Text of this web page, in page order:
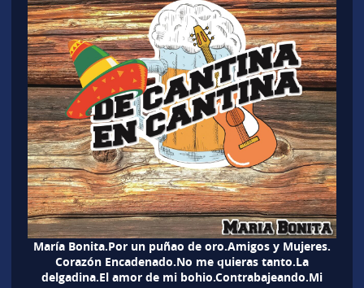
María Bonita.Por un puñao de oro.Amigos y Mujeres.
Corazón Encadenado.No me quieras tanto.La
delgadina.El amor de mi bohio.Contrabajeando.Mi